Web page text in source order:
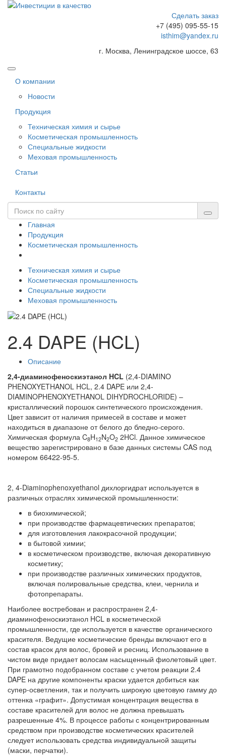
Сделать заказ
+7 (495) 095-55-15
isthim@yandex.ru
г. Москва, Ленинградское шоссе, 63
О компании
Новости
Продукция
Техническая химия и сырье
Косметическая промышленность
Специальные жидкости
Меховая промышленность
Статьи
Контакты
Главная
Продукция
Косметическая промышленность
Техническая химия и сырье
Косметическая промышленность
Специальные жидкости
Меховая промышленность
2.4 DAPE (HCL)
Описание
2,4-диаминофеноскиэтанол HCL (2,4-DIAMINO
PHENOXYETHANOL HCL, 2.4 DAPE или 2,4-
DIAMINOPHENOXYETHANOL DIHYDROCHLORIDE) –
кристаллический порошок синтетического происхождения.
Цвет зависит от наличия примесей в составе и может
находиться в диапазоне от белого до бледно-серого.
Химическая формула C8H12N2O2 2HCl. Данное химическое
вещество зарегистрировано в базе данных системы CAS под
номером 66422-95-5.
2, 4-Diaminophenoxyethanol дихлоргидрат используется в
различных отраслях химической промышленности:
в биохимической;
при производстве фармацевтических препаратов;
для изготовления лакокрасочной продукции;
в бытовой химии;
в косметическом производстве, включая декоративную
косметику;
при производстве различных химических продуктов,
включая полировальные средства, клеи, чернила и
фотопрепараты.
Наиболее востребован и распространен 2,4-
диаминофеноскиэтанол HCL в косметической
промышленности, где используется в качестве органического
красителя. Ведущие косметические бренды включают его в
состав красок для волос, бровей и ресниц. Использование в
чистом виде придает волосам насыщенный фиолетовый цвет.
При грамотно подобранном составе с учетом реакции 2.4
DAPE на другие компоненты краски удается добиться как
супер-осветления, так и получить широкую цветовую гамму до
оттенка «графит». Допустимая концентрация вещества в
составе красителей для волос не должна превышать
разрешенные 4%. В процессе работы с концентрированным
средством при производстве косметических красителей
следует использовать средства индивидуальной защиты
(маски, перчатки).